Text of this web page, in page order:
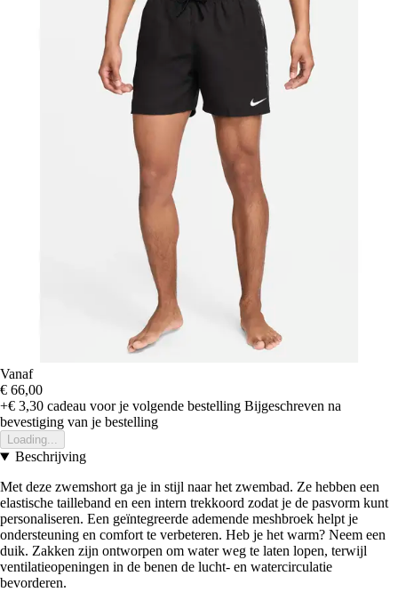
Vanaf
€ 66,00
+€ 3,30 cadeau voor je volgende bestelling Bijgeschreven na
bevestiging van je bestelling
Loading...
Beschrijving
Met deze zwemshort ga je in stijl naar het zwembad. Ze hebben een
elastische tailleband en een intern trekkoord zodat je de pasvorm kunt
personaliseren. Een geïntegreerde ademende meshbroek helpt je
ondersteuning en comfort te verbeteren. Heb je het warm? Neem een
duik. Zakken zijn ontworpen om water weg te laten lopen, terwijl
ventilatieopeningen in de benen de lucht- en watercirculatie
bevorderen.